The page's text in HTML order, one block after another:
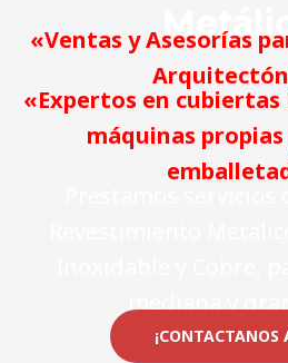
«Ventas y Asesorías
«Expertos en cubiertas
máquinas
mediana y
¡CONTACTANOS